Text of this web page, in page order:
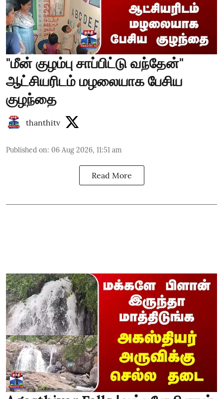
"மீன் குழம்பு சாப்பிட்டு வந்தேன்"
ஆட்சியரிடம் மழலையாக பேசிய
குழந்தை
thanthitv
Published on: 06 Aug 2026, 11:51 am
Read More